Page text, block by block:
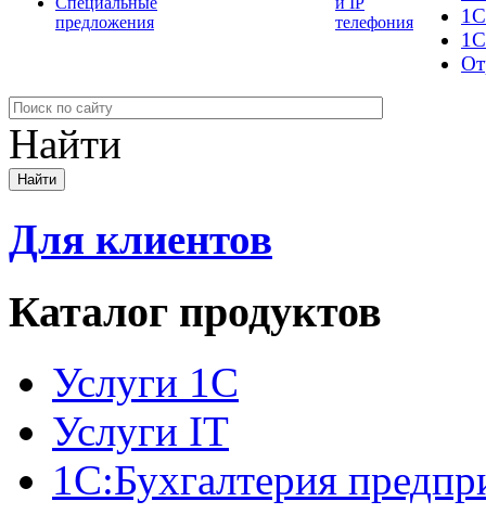
предложения
телефония
Найти
Для клиентов
Каталог продуктов
Услуги 1С
Услуги IT
1С:Бухгалтерия